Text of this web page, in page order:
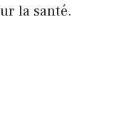
la santé.